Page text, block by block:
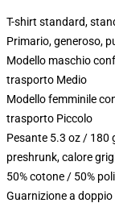
T-shirt standard,
Primario, generoso,
Modello maschio
trasporto Medio
Modello femminile
trasporto Piccolo
Pesante 5.3 oz / 180
preshrunk, calore
50% cotone / 50%
Guarnizione a